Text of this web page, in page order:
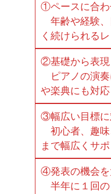
①ペースに合わ
年齢や経験、
く続けられる
②基礎から表現
ピアノの演奏
や楽典にも対応
③幅広い目標に
初心者、趣味
まで幅広くサポ
④発表の機会を
半年に１回の